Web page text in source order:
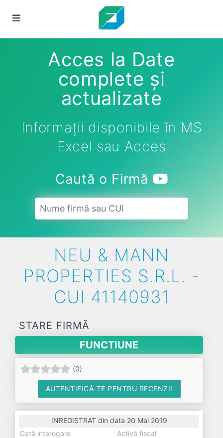
Acces la Date
complete și
actualizate
Informații disponibile în MS
Excel sau Acces
Caută o Firmă
NEU & MANN
PROPERTIES S.R.L. -
CUI 41140931
STARE FIRMĂ
FUNCTIUNE
(0)
AUTENTIFICĂ-TE PENTRU RECENZII
INREGISTRAT din data 20 Mai 2019
Dată interogare
Activă fiscal